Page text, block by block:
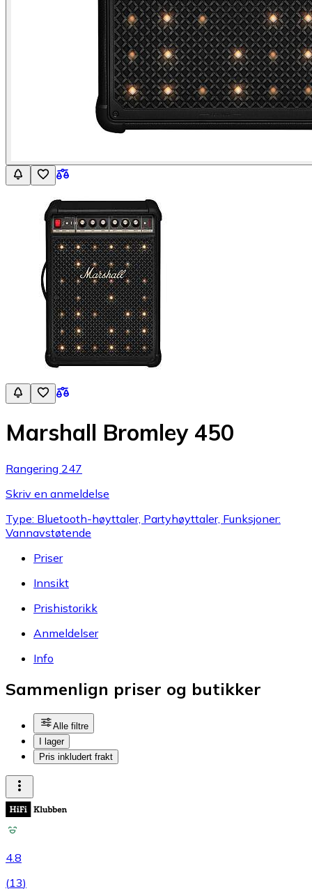
Marshall Bromley 450
Rangering 247
Skriv en anmeldelse
Type: Bluetooth-høyttaler, Partyhøyttaler, Funksjoner:
Vannavstøtende
Priser
Innsikt
Prishistorikk
Anmeldelser
Info
Sammenlign priser og butikker
Alle filtre
I lager
Pris inkludert frakt
4.8
(13)